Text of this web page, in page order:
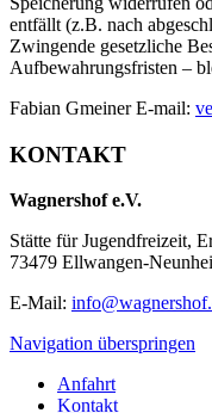
entfällt (z.B. nach
Zwingende gesetzliche
Aufbewahrungsfristen –
Fabian Gmeiner E-mail:
KONTAKT
Wagnershof e.V.
Stätte für Jugendfreizeit,
73479 Ellwangen-
E-Mail:
Navigation überspringen
Anfahrt
Kontakt